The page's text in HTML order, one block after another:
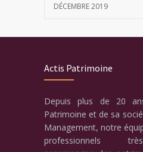
DÉCEMBRE 2019
Actis Patrimoine
Depuis plus de 20
Patrimoine et de sa
Management, notre
professionnels